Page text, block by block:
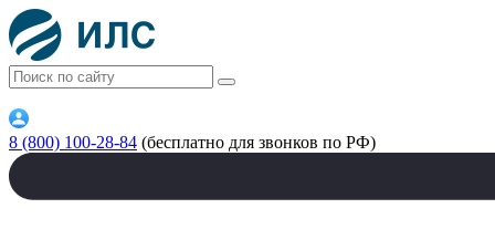
8 (800) 100-28-84 (бесплатно для звонков по РФ)